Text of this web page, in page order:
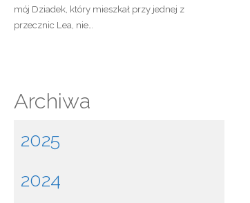
mój Dziadek, który mieszkał przy jednej z
przecznic Lea, nie…
Archiwa
2025
2024